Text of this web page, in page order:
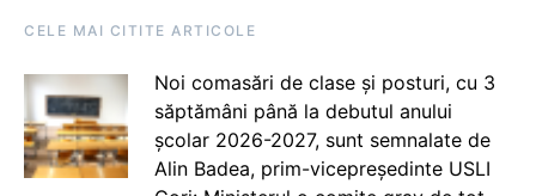
CELE MAI CITITE ARTICOLE
Noi comasări de clase și posturi, cu 3
săptămâni până la debutul anului
școlar 2026-2027, sunt semnalate de
Alin Badea, prim-vicepreședinte USLI